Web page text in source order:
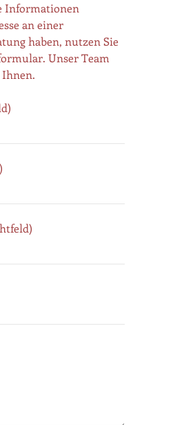
Informationen
an einer
haben, nutzen Sie
Unser Team